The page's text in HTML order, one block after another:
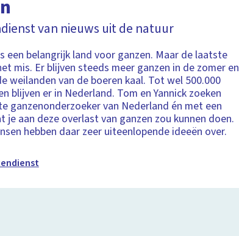
van nieuws uit de natuur
een belangrijk land voor ganzen. Maar de laatste
mis. Er blijven steeds meer ganzen in de zomer en
weilanden van de boeren kaal. Tot wel 500.000
blijven er in Nederland. Tom en Yannick zoeken
ganzenonderzoeker van Nederland én met een
je aan deze overlast van ganzen zou kunnen doen.
hebben daar zeer uiteenlopende ideeën over.